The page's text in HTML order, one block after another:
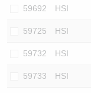
59692 HSI
59725 HSI
59732 HSI
59733 HSI